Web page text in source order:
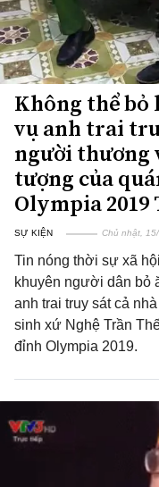
Không thể bỏ
vụ anh trai
người thương
tượng của
Olympia 2019
SỰ KIỆN Chủ nhật,
Tin nóng thời sự xã
khuyên người dân bỏ
anh trai truy sát cả
sinh xứ Nghệ Trần
đỉnh Olympia 2019.